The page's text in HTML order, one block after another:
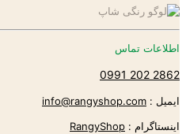
اطلاعات تماس
2862 202 0991
ایمیل : info@rangyshop.com
اینستاگرام : RangyShop